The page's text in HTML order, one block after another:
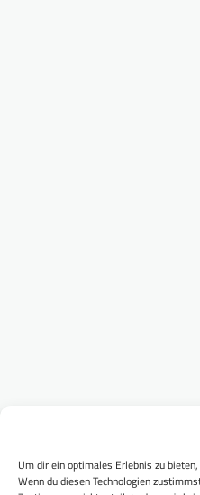
Um dir ein optimales Erlebnis zu
Wenn du diesen Technologien